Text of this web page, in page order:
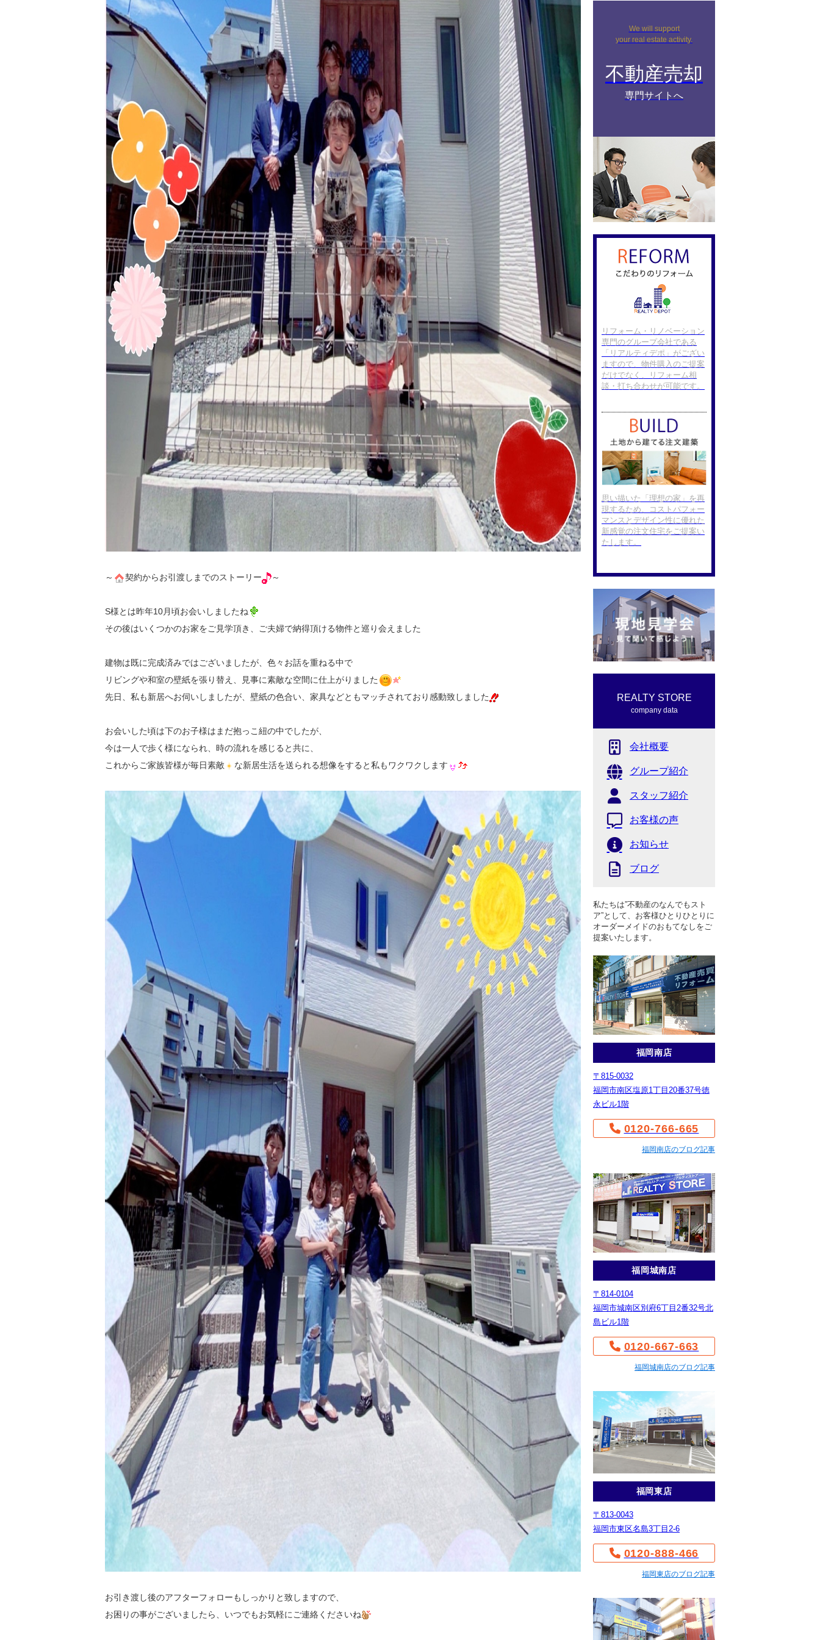
～ 契約からお引渡しまでのストーリー ～
S様とは昨年10月頃お会いしましたね
その後はいくつかのお家をご見学頂き、ご夫婦で納得頂ける物件と巡り会えました
建物は既に完成済みではございましたが、色々お話を重ねる中で
リビングや和室の壁紙を張り替え、見事に素敵な空間に仕上がりました
先日、私も新居へお伺いしましたが、壁紙の色合い、家具などともマッチされており感動致しました
お会いした頃は下のお子様はまだ抱っこ紐の中でしたが、
今は一人で歩く様になられ、時の流れを感じると共に、
これからご家族皆様が毎日素敵
な新居生活を送られる想像をすると私もワクワクします
お引き渡し後のアフターフォローもしっかりと致しますので、
お困りの事がございましたら、いつでもお気軽にご連絡くださいね
We will support
your real estate activity.
不動産売却
専門サイトへ
リフォーム・リノベーション
専門のグループ会社である
「リアルティデポ」がござい
ますので、物件購入のご提案
だけでなく、リフォーム相
談・打ち合わせが可能です。
思い描いた「理想の家」を再
現するため、コストパフォー
マンスとデザイン性に優れた
新感覚の注文住宅をご提案い
たします。
REALTY STORE
company data
会社概要
グループ紹介
スタッフ紹介
お客様の声
お知らせ
ブログ
私たちは”不動産のなんでもスト
ア”として、お客様ひとりひとりに
オーダーメイドのおもてなしをご
提案いたします。
福岡南店
〒815-0032
福岡市南区塩原1丁目20番37号徳
永ビル1階
0120-766-665
福岡南店のブログ記事
福岡城南店
〒814-0104
福岡市城南区別府6丁目2番32号北
島ビル1階
0120-667-663
福岡城南店のブログ記事
福岡東店
〒813-0043
福岡市東区名島3丁目2-6
0120-888-466
福岡東店のブログ記事